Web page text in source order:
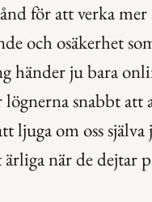
för att verka
och osäkerhet
händer ju bara
snabbt att
ljuga om oss
när de dejtar